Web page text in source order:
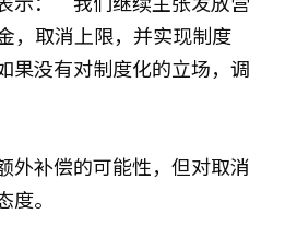
，取消上限，并实现制度
没有对制度化的立场，调
外补偿的可能性，但对取消
。